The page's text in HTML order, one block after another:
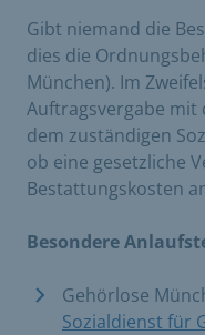
Gibt niemand die
dies die
München). Im
Auftragsvergabe
dem zuständigen
ob eine gesetzliche
Bestattungskosten
Besondere
Gehörlose
Sozialdienst für